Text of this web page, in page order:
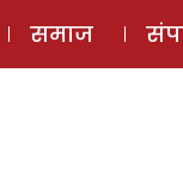
समाज